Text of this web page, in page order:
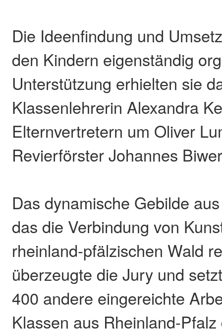
Die Ideenfindung und
den Kindern eigenständig
Unterstützung erhielten sie
Klassenlehrerin Alexandra
Elternvertretern um Oliver
Revierförster Johannes
Das dynamische Gebilde
das die Verbindung von
rheinland-pfälzischen Wald
überzeugte die Jury und
400 andere eingereichte
Klassen aus Rheinland-